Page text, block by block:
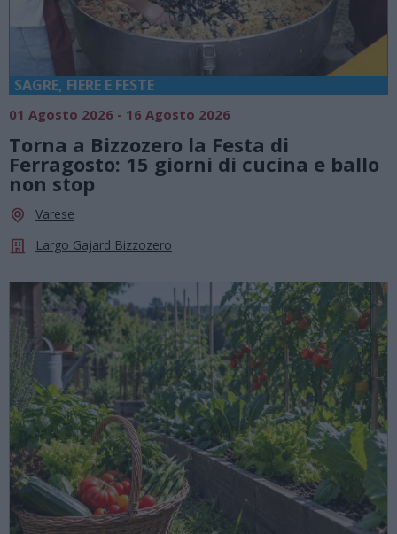
SAGRE, FIERE E FESTE
01 Agosto 2026 - 16 Agosto 2026
Torna a Bizzozero la Festa di
Ferragosto: 15 giorni di cucina e ballo
non stop
Varese
Largo Gajard Bizzozero